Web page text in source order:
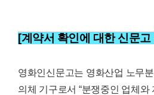
[계약서 확인에 대한 신문고
영화인신문고는 영화산업 노무
의체 기구로서 “분쟁중인 업체와